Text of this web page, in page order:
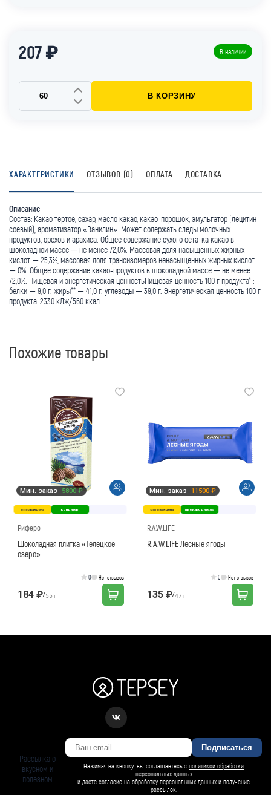
207 ₽ В наличии
В КОРЗИНУ
ХАРАКТЕРИСТИКИ ОТЗЫВОВ (0) ОПЛАТА ДОСТАВКА
Описание
Состав: Какао тертое, сахар, масло какао, какао-порошок, эмульгатор (лецитин
соевый), ароматизатор «Ванилин». Может содержать следы молочных
продуктов, орехов и арахиса. Общее содержание сухого остатка какао в
шоколадной массе — не менее 72,0%. Массовая доля насыщенных жирных
кислот — 25,3%, массовая доля трансизомеров ненасыщенных жирных кислот
— 0%. Общее содержание какао-продуктов в шоколадной массе — не менее
72,0%. Пищевая и энергетическая ценностьПищевая ценность 100 г продукта* :
белки — 9,0 г. жиры** — 41,0 г. углеводы — 39,0 г. Энергетическая ценность 100 г
продукта: 2330 кДж/560 ккал.
Похожие товары
Мин. заказ 5800 ₽
оптовая цена кондитер
Риферо
Шоколадная плитка «Телецкое
озеро»
0 Нет отзывов
184 ₽/55 г
Мин. заказ 11500 ₽
оптовая цена производитель
R.A.W.LIFE
R.A.W.LIFE Лесные ягоды
0 Нет отзывов
135 ₽/47 г
Рассылка о
вкусном и
полезном
Подписаться
Нажимая на кнопку, вы соглашаетесь с политикой обработки
персональных данных
и даете согласие на обработку персональных данных и получение
рассылок